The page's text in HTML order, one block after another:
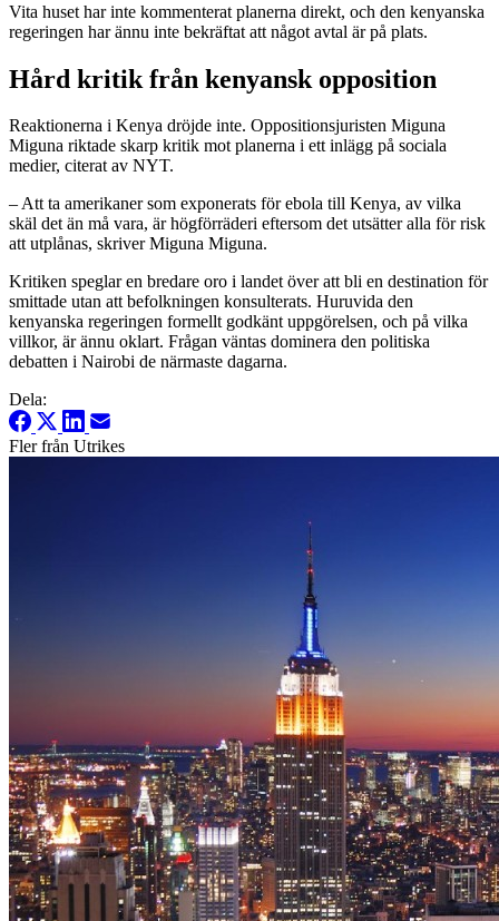
Vita huset har inte kommenterat planerna direkt, och den kenyanska
regeringen har ännu inte bekräftat att något avtal är på plats.
Hård kritik från kenyansk opposition
Reaktionerna i Kenya dröjde inte. Oppositionsjuristen Miguna
Miguna riktade skarp kritik mot planerna i ett inlägg på sociala
medier, citerat av NYT.
– Att ta amerikaner som exponerats för ebola till Kenya, av vilka
skäl det än må vara, är högförräderi eftersom det utsätter alla för risk
att utplånas, skriver Miguna Miguna.
Kritiken speglar en bredare oro i landet över att bli en destination för
smittade utan att befolkningen konsulterats. Huruvida den
kenyanska regeringen formellt godkänt uppgörelsen, och på vilka
villkor, är ännu oklart. Frågan väntas dominera den politiska
debatten i Nairobi de närmaste dagarna.
Dela:
Fler från Utrikes